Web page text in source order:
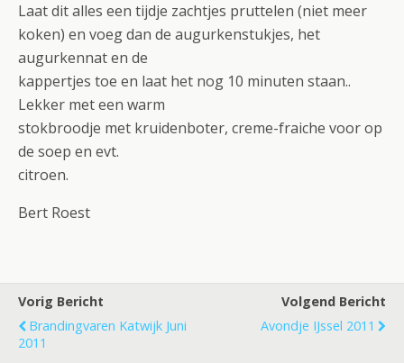
Laat dit alles een tijdje zachtjes pruttelen (niet meer
koken) en voeg dan de augurkenstukjes, het
augurkennat en de
kappertjes toe en laat het nog 10 minuten staan..
Lekker met een warm
stokbroodje met kruidenboter, creme-fraiche voor op
de soep en evt.
citroen.
Bert Roest
Vorig Bericht
Brandingvaren Katwijk Juni
2011
Volgend Bericht
Avondje IJssel 2011